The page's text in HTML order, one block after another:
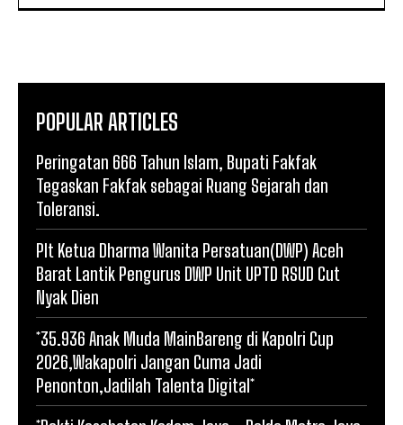
POPULAR ARTICLES
Peringatan 666 Tahun Islam, Bupati Fakfak
Tegaskan Fakfak sebagai Ruang Sejarah dan
Toleransi.
Plt Ketua Dharma Wanita Persatuan(DWP) Aceh
Barat Lantik Pengurus DWP Unit UPTD RSUD Cut
Nyak Dien
*35.936 Anak Muda MainBareng di Kapolri Cup
2026,Wakapolri Jangan Cuma Jadi
Penonton,Jadilah Talenta Digital*